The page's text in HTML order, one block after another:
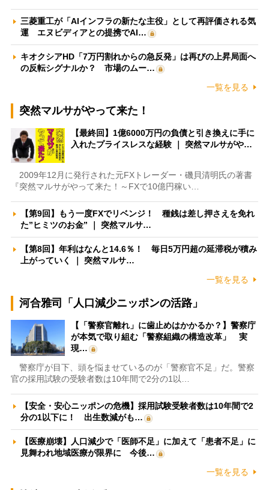
三菱重工が「AIインフラの新たな主役」として再評価される気
運 エヌビディアとの提携でAI…
キオクシアHD「7万円割れからの急反発」は再びの上昇局面へ
の反転シグナルか？ 市場のムー…
一覧を見る
突然マルサがやって来た！
【最終回】1億6000万円の負債と引き換えに手に
入れたプライスレスな経験 ｜ 突然マルサがや…
2009年12月に発行された元FXトレーダー・磯貝清明氏の著書
『突然マルサがやって来た！～FXで10億円稼い…
【第9回】もう一度FXでリベンジ！ 種銭は差し押さえを免れ
た”ヒミツのお金” ｜ 突然マルサ…
【第8回】年利はなんと14.6％！ 毎日5万円超の延滞税が積み
上がっていく ｜ 突然マルサ…
一覧を見る
河合雅司「人口減少ニッポンの活路」
【「警察官離れ」に歯止めはかかるか？】警察庁
が本気で取り組む「警察組織の構造改革」 実
現…
警察庁が目下、頭を悩ませているのが「警察官不足」だ。警察
官の採用試験の受験者数は10年間で2分の1以…
【安全・安心ニッポンの危機】採用試験受験者数は10年間で2
分の1以下に！ 出生数減がも…
【医療崩壊】人口減少で「医師不足」に加えて「患者不足」に
見舞われ地域医療が限界に 今後…
一覧を見る